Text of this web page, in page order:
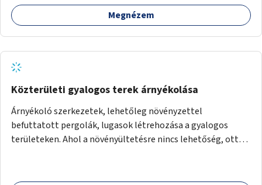
(pl. ivókút, telefontöltés).
Megnézem
Közterületi gyalogos terek árnyékolása
Árnyékoló szerkezetek, lehetőleg növényzettel
befuttatott pergolák, lugasok létrehozása a gyalogos
területeken. Ahol a növényültetésre nincs lehetőség, ott